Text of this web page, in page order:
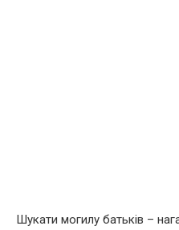
Шукати могилу батьків –